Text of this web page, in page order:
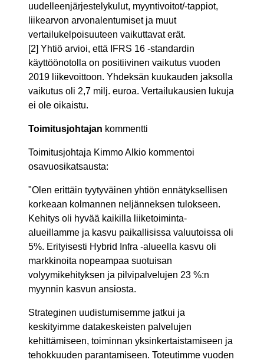
uudelleenjärjestelykulut, myyntivoitot/-tappiot,
liikearvon arvonalentumiset ja muut
vertailukelpoisuuteen vaikuttavat erät.
[2] Yhtiö arvioi, että IFRS 16 -standardin
käyttöönotolla on positiivinen vaikutus vuoden
2019 liikevoittoon. Yhdeksän kuukauden jaksolla
vaikutus oli 2,7 milj. euroa. Vertailukausien lukuja
ei ole oikaistu.
Toimitusjohtajan kommentti
Toimitusjohtaja Kimmo Alkio kommentoi
osavuosikatsausta:
"Olen erittäin tyytyväinen yhtiön ennätyksellisen
korkeaan kolmannen neljänneksen tulokseen.
Kehitys oli hyvää kaikilla liiketoiminta-
alueillamme ja kasvu paikallisissa valuutoissa oli
5%. Erityisesti Hybrid Infra -alueella kasvu oli
markkinoita nopeampaa suotuisan
volyymikehityksen ja pilvipalvelujen 23 %:n
myynnin kasvun ansiosta.
Strateginen uudistumisemme jatkui ja
keskityimme datakeskeisten palvelujen
kehittämiseen, toiminnan yksinkertaistamiseen ja
tehokkuuden parantamiseen. Toteutimme vuoden